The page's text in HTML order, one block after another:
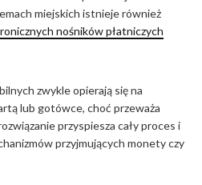
miejskich istnieje również
nośników płatniczych
zwykle opierają się na
lub gotówce, choć przeważa
przyspiesza cały proces i
przyjmujących monety czy